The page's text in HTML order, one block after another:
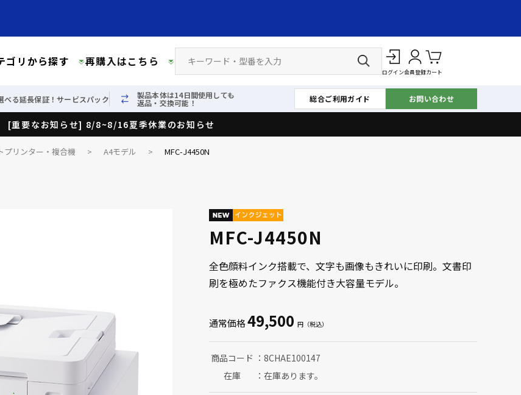
ゴリから探す 再購入はこちら
ログイン会員登録カート
べる延長保証！サービスパック 製品本体は14日間使用しても
返品・交換可能！ 総合ご利用ガイド お問い合わせ
[重要なお知らせ] 8/8~8/16夏季休業のお知らせ
プリンター・複合機 > A4モデル > MFC-J4450N
MFC-J4450N
全色顔料インク搭載で、文字も画像もきれいに印刷。文書印
刷を極めたファクス機能付き大容量モデル。
通常価格49,500
商品コード
8CHAE100147
在庫
在庫あります。